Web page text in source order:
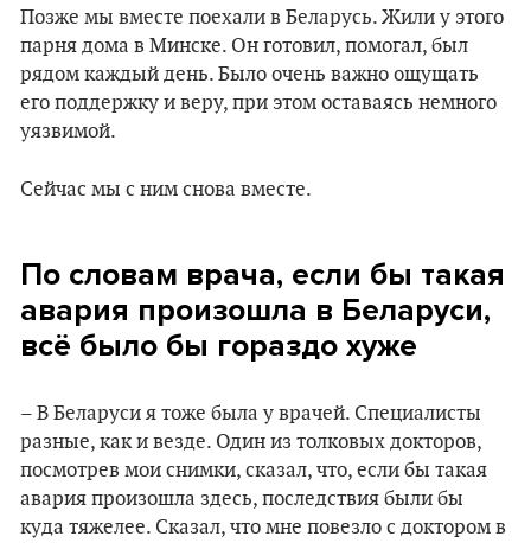
Позже мы вместе поехали в Беларусь. Жили у этого
парня дома в Минске. Он готовил, помогал, был
рядом каждый день. Было очень важно ощущать
его поддержку и веру, при этом оставаясь немного
уязвимой.
Сейчас мы с ним снова вместе.
По словам врача, если бы такая
авария произошла в Беларуси,
всё было бы гораздо хуже
– В Беларуси я тоже была у врачей. Специалисты
разные, как и везде. Один из толковых докторов,
посмотрев мои снимки, сказал, что, если бы такая
авария произошла здесь, последствия были бы
куда тяжелее. Сказал, что мне повезло с доктором в